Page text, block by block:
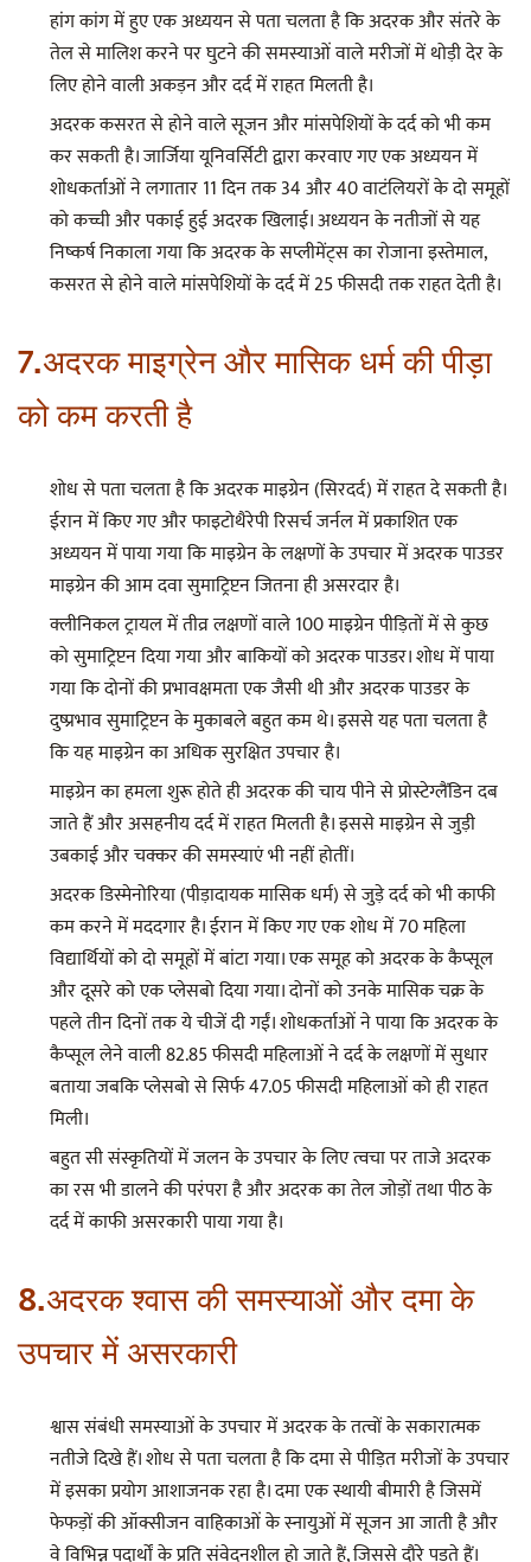
हांग कांग में हुए एक अध्ययन से पता चलता है कि अदरक और संतरे के
तेल से मालिश करने पर घुटने की समस्याओं वाले मरीजों में थोड़ी देर के
लिए होने वाली अकड़न और दर्द में राहत मिलती है।
अदरक कसरत से होने वाले सूजन और मांसपेशियों के दर्द को भी कम
कर सकती है। जार्जिया यूनिवर्सिटी द्वारा करवाए गए एक अध्ययन में
शोधकर्ताओं ने लगातार 11 दिन तक 34 और 40 वाटंलियरों के दो समूहों
को कच्ची और पकाई हुई अदरक खिलाई। अध्ययन के नतीजों से यह
निष्कर्ष निकाला गया कि अदरक के सप्लीमेंट्स का रोजाना इस्तेमाल,
कसरत से होने वाले मांसपेशियों के दर्द में 25 फीसदी तक राहत देती है।
7.अदरक माइग्रेन और मासिक धर्म की पीड़ा
को कम करती है
शोध से पता चलता है कि अदरक माइग्रेन (सिरदर्द) में राहत दे सकती है।
ईरान में किए गए और फाइटोथैरेपी रिसर्च जर्नल में प्रकाशित एक
अध्ययन में पाया गया कि माइग्रेन के लक्षणों के उपचार में अदरक पाउडर
माइग्रेन की आम दवा सुमाट्रिप्टन जितना ही असरदार है।
क्लीनिकल ट्रायल में तीव्र लक्षणों वाले 100 माइग्रेन पीड़ितों में से कुछ
को सुमाट्रिप्टन दिया गया और बाकियों को अदरक पाउडर। शोध में पाया
गया कि दोनों की प्रभावक्षमता एक जैसी थी और अदरक पाउडर के
दुष्प्रभाव सुमाट्रिप्टन के मुकाबले बहुत कम थे। इससे यह पता चलता है
कि यह माइग्रेन का अधिक सुरक्षित उपचार है।
माइग्रेन का हमला शुरू होते ही अदरक की चाय पीने से प्रोस्टेग्लैंडिन दब
जाते हैं और असहनीय दर्द में राहत मिलती है। इससे माइग्रेन से जुड़ी
उबकाई और चक्कर की समस्याएं भी नहीं होतीं।
अदरक डिस्मेनोरिया (पीड़ादायक मासिक धर्म) से जुड़े दर्द को भी काफी
कम करने में मददगार है। ईरान में किए गए एक शोध में 70 महिला
विद्यार्थियों को दो समूहों में बांटा गया। एक समूह को अदरक के कैप्सूल
और दूसरे को एक प्लेसबो दिया गया। दोनों को उनके मासिक चक्र के
पहले तीन दिनों तक ये चीजें दी गईं। शोधकर्ताओं ने पाया कि अदरक के
कैप्सूल लेने वाली 82.85 फीसदी महिलाओं ने दर्द के लक्षणों में सुधार
बताया जबकि प्लेसबो से सिर्फ 47.05 फीसदी महिलाओं को ही राहत
मिली।
बहुत सी संस्कृतियों में जलन के उपचार के लिए त्वचा पर ताजे अदरक
का रस भी डालने की परंपरा है और अदरक का तेल जोड़ों तथा पीठ के
दर्द में काफी असरकारी पाया गया है।
8.अदरक श्वास की समस्याओं और दमा के
उपचार में असरकारी
श्वास संबंधी समस्याओं के उपचार में अदरक के तत्वों के सकारात्मक
नतीजे दिखे हैं। शोध से पता चलता है कि दमा से पीड़ित मरीजों के उपचार
में इसका प्रयोग आशाजनक रहा है। दमा एक स्थायी बीमारी है जिसमें
फेफड़ों की ऑक्सीजन वाहिकाओं के स्नायुओं में सूजन आ जाती है और
वे विभिन्न पदार्थों के प्रति संवेदनशील हो जाते हैं, जिससे दौरे पड़ते हैं।